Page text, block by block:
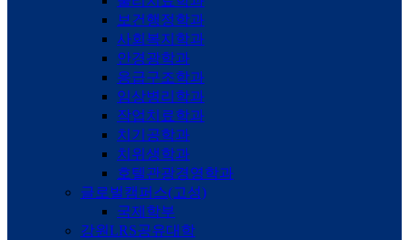
보건행정학과
사회복지학과
안경광학과
응급구조학과
임상병리학과
작업치료학과
치기공학과
치위생학과
호텔관광경영학과
글로벌캠퍼스(고성)
국제학부
강원LRS공유대학